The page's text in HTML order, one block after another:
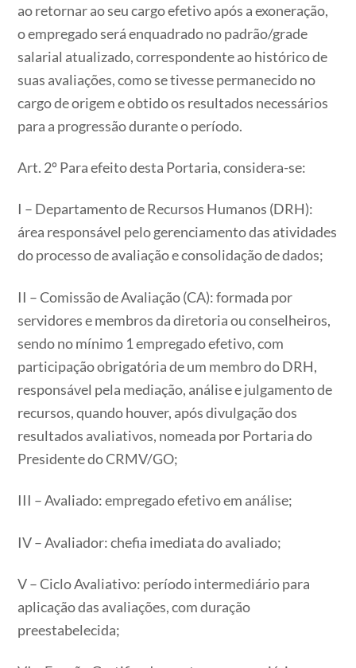
ao retornar ao seu cargo efetivo após a exoneração,
o empregado será enquadrado no padrão/grade
salarial atualizado, correspondente ao histórico de
suas avaliações, como se tivesse permanecido no
cargo de origem e obtido os resultados necessários
para a progressão durante o período.
Art. 2º Para efeito desta Portaria, considera-se:
I – Departamento de Recursos Humanos (DRH):
área responsável pelo gerenciamento das atividades
do processo de avaliação e consolidação de dados;
II – Comissão de Avaliação (CA): formada por
servidores e membros da diretoria ou conselheiros,
sendo no mínimo 1 empregado efetivo, com
participação obrigatória de um membro do DRH,
responsável pela mediação, análise e julgamento de
recursos, quando houver, após divulgação dos
resultados avaliativos, nomeada por Portaria do
Presidente do CRMV/GO;
III – Avaliado: empregado efetivo em análise;
IV – Avaliador: chefia imediata do avaliado;
V – Ciclo Avaliativo: período intermediário para
aplicação das avaliações, com duração
preestabelecida;